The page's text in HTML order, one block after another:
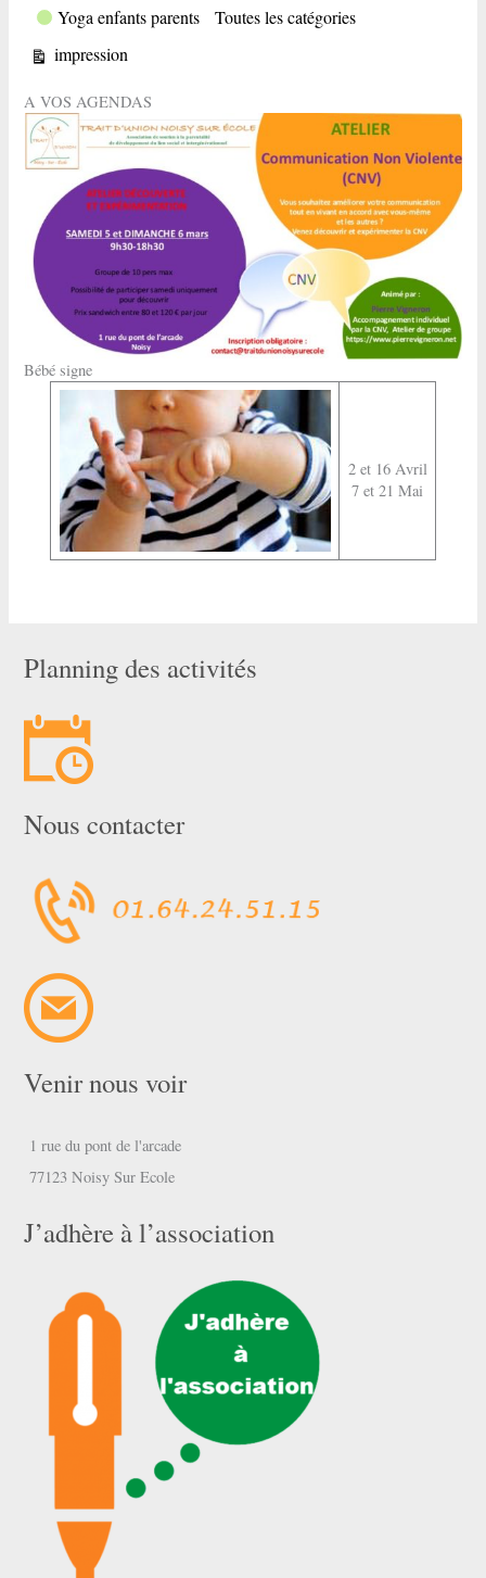
Yoga enfants parents
Toutes les catégories
Vue
impression
A VOS AGENDAS
Bébé signe
2 et 16 Avril
7 et 21 Mai
Planning des activités
Nous contacter
Venir nous voir
1 rue du pont de l'arcade
77123 Noisy Sur Ecole
J’adhère à l’association